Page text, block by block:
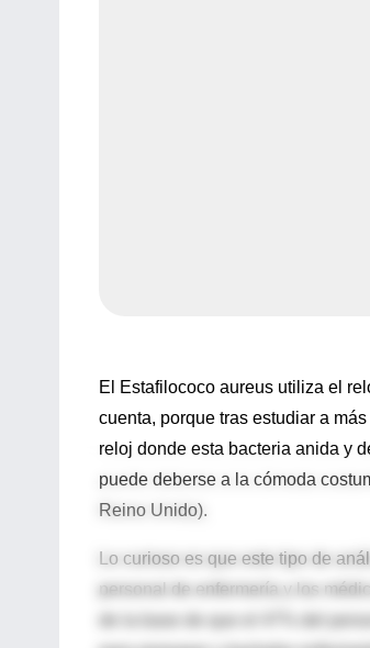
El Estafilococo aureus utiliza el
cuenta, porque tras estudiar a
reloj donde esta bacteria anida y
puede deberse a la cómoda
Reino Unido).
Lo curioso es que este tipo de
personal de enfermería y los